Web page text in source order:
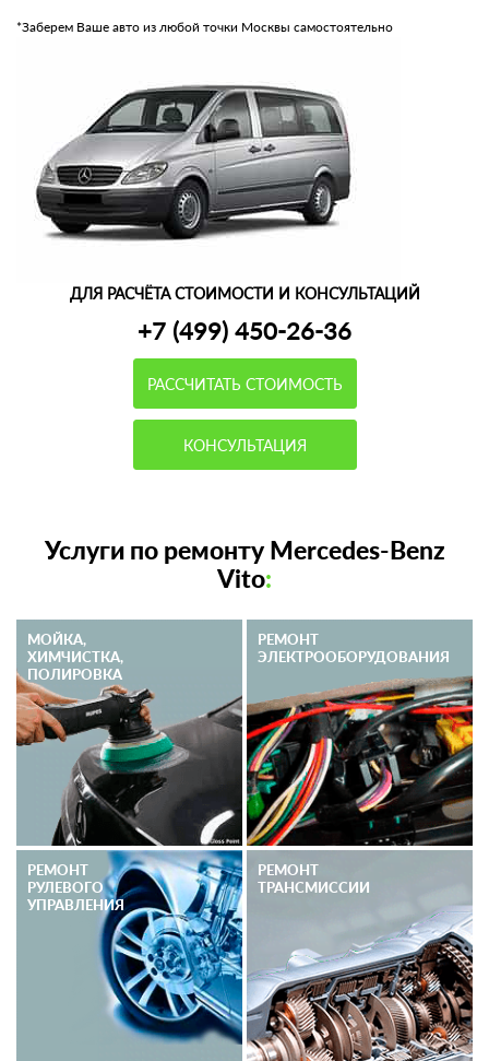
*Заберем Ваше авто из любой точки Москвы самостоятельно
ДЛЯ РАСЧЁТА СТОИМОСТИ И КОНСУЛЬТАЦИЙ
+7 (499) 450-26-36
РАССЧИТАТЬ СТОИМОСТЬ
КОНСУЛЬТАЦИЯ
Услуги по ремонту Mercedes-Benz
Vito:
МОЙКА,
ХИМЧИСТКА,
ПОЛИРОВКА
РЕМОНТ
ЭЛЕКТРО­ОБОРУДОВАНИЯ
РЕМОНТ
РУЛЕВОГО
УПРАВЛЕНИЯ
РЕМОНТ
ТРАНСМИССИИ